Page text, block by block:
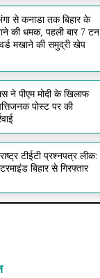
से कनाडा तक बिहार के
की धमक, पहली बार 7 टन
मखाने की समुद्री खेप
ने पीएम मोदी के खिलाफ
पोस्ट पर की
टीईटी प्रश्नपत्र लीक:
बिहार से गिरफ्तार